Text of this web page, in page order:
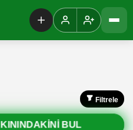
Filtrele
BUL